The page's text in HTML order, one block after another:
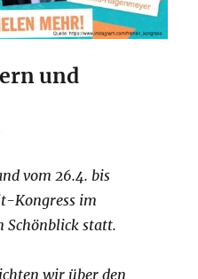
und
vom 26.4. bis
Kongress im
Schönblick statt.
wir über den